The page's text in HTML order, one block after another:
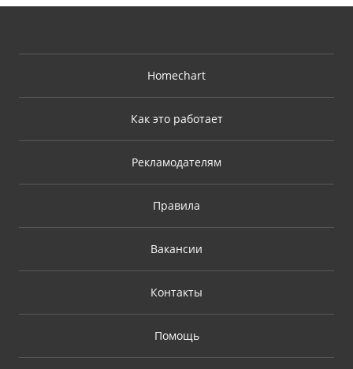
Homechart
Как это работает
Рекламодателям
Правила
Вакансии
Контакты
Помощь